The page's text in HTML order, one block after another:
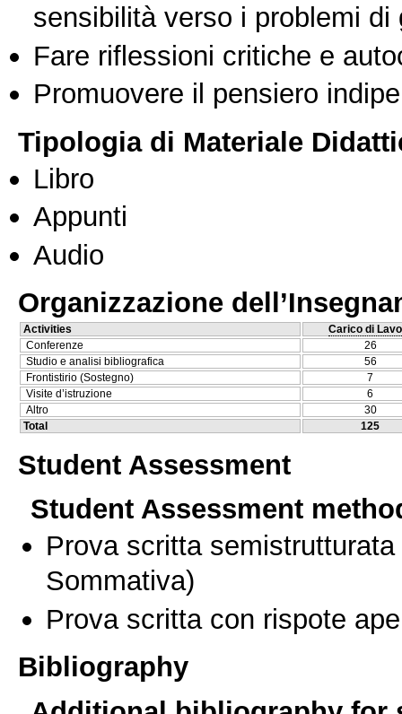
sensibilità verso i problemi di
Fare riflessioni critiche e
Promuovere il pensiero
Tipologia di Materiale
Libro
Appunti
Audio
Organizzazione
Activities
Carico di
Conferenze
26
Studio e analisi bibliografica
56
Frontistirio (Sostegno)
7
Visite d’istruzione
6
Altro
30
Total
125
Student Assessment
Student Assessment
Prova scritta
Sommativa)
Prova scritta con rispote
Bibliography